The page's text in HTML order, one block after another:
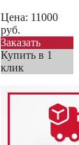
Цена: 11000
руб.
Заказать
Купить в 1
клик